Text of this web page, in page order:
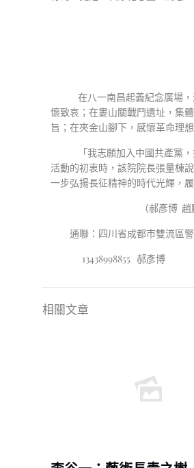
在八一南昌起義紀念廣場
懷致哀；在婁山關戰鬥遺址，集
旨；在夾金山腳下，感懷革命理
「我志願加入中國共產黨
活動的初衷時，該院院長張量棟
一步弘揚長征精神的時代光輝，
（郝彥博 趙鵬
通聯：四川省成都市雙流區
13438998855 郝彥博
相關文章